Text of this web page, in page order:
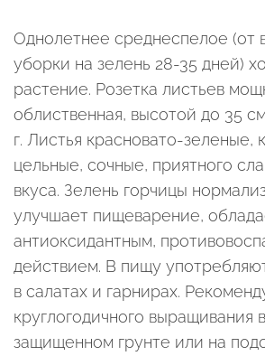
Однолетнее среднеспелое (от
уборки на зелень 28-35 дней)
растение. Розетка листьев
облиственная, высотой до 35
г. Листья красновато-зеленые,
цельные, сочные, приятного
вкуса. Зелень горчицы
улучшает пищеварение,
антиоксидантным,
действием. В пищу
в салатах и гарнирах.
круглогодичного выращивания
защищенном грунте или на